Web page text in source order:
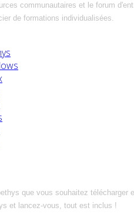
communautaires et le forum
de formations individualisées.
que vous souhaitez télécharger
et lancez-vous, tout est inclus !